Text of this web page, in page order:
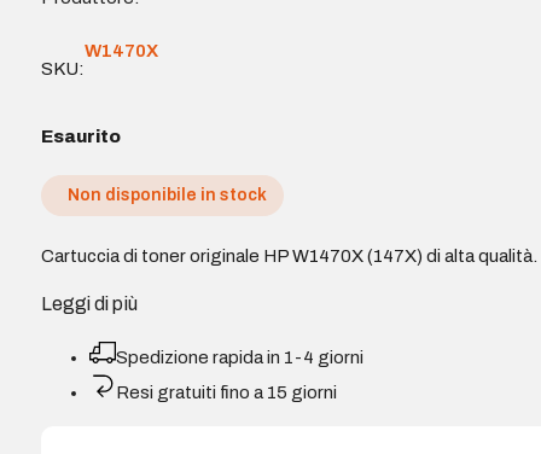
SKU:
W1470X
Esaurito
Non disponibile in stock
Cartuccia di toner originale HP W1470X (147X) di alta qualità.
Leggi di più
Spedizione rapida in 1-4 giorni
Resi gratuiti fino a 15 giorni